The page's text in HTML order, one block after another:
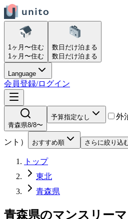
1ヶ月〜住む
1ヶ月〜住む
数日だけ泊まる
数日だけ泊まる
Language
会員登録/ログイン
青森県8/8〜
予算指定なし 外
ント） おすすめ順 さらに絞り込
トップ
東北
青森県
青森県のマンスリー